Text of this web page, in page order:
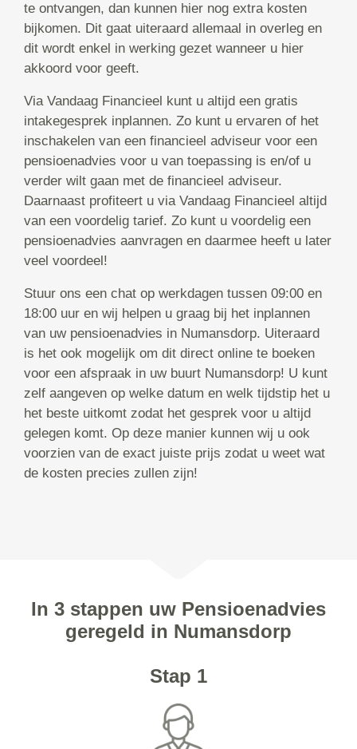
te ontvangen, dan kunnen hier nog extra kosten
bijkomen. Dit gaat uiteraard allemaal in overleg en
dit wordt enkel in werking gezet wanneer u hier
akkoord voor geeft.
Via Vandaag Financieel kunt u altijd een gratis
intakegesprek inplannen. Zo kunt u ervaren of het
inschakelen van een financieel adviseur voor een
pensioenadvies voor u van toepassing is en/of u
verder wilt gaan met de financieel adviseur.
Daarnaast profiteert u via Vandaag Financieel altijd
van een voordelig tarief. Zo kunt u voordelig een
pensioenadvies aanvragen en daarmee heeft u later
veel voordeel!
Stuur ons een chat op werkdagen tussen 09:00 en
18:00 uur en wij helpen u graag bij het inplannen
van uw pensioenadvies in Numansdorp. Uiteraard
is het ook mogelijk om dit direct online te boeken
voor een afspraak in uw buurt Numansdorp! U kunt
zelf aangeven op welke datum en welk tijdstip het u
het beste uitkomt zodat het gesprek voor u altijd
gelegen komt. Op deze manier kunnen wij u ook
voorzien van de exact juiste prijs zodat u weet wat
de kosten precies zullen zijn!
In 3 stappen uw Pensioenadvies
geregeld in Numansdorp
Stap 1